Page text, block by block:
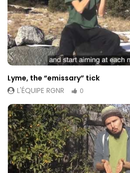
Lyme, the “emissary” tick
L'ÉQUIPE RGNR
0